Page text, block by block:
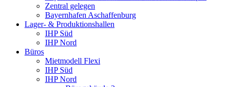
Zentral gelegen
Bayernhafen Aschaffenburg
Lager- & Produktionshallen
IHP Süd
IHP Nord
Büros
Mietmodell Flexi
IHP Süd
IHP Nord